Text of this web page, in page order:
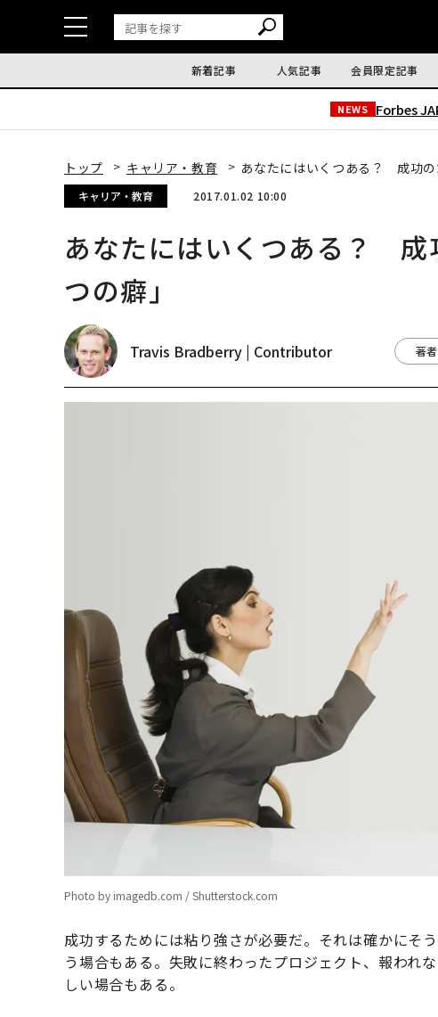
新着記事 人気記事 会員限定記事
NEWS Forbes
トップ キャリア・教育 あなたにはいくつある？ 成功の
キャリア・教育 2017.01.02 10:00
あなたにはいくつある？ 成
つの癖」
Travis Bradberry | Contributor 著
Photo by imagedb.com / Shutterstock.com
成功するためには粘り強さが必要だ。それは確かにそ
う場合もある。失敗に終わったプロジェクト、報わ
しい場合もある。